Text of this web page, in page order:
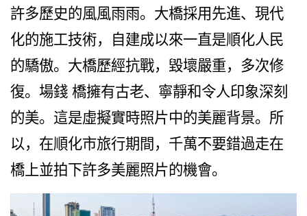
許多歷史的風風雨雨。大橋採用先進、現代
化的施工技術，自建成以來一直是順化人民
的驕傲。大橋歷經抗戰，毀壞嚴重，多次修
復。場錢 橋擁有古老、寧靜和令人印象深刻
的美。這是虛擬實時照片中的美麗背景。所
以，在順化市旅行期間，千萬不要錯過走在
橋上並拍下許多美麗照片的機會。